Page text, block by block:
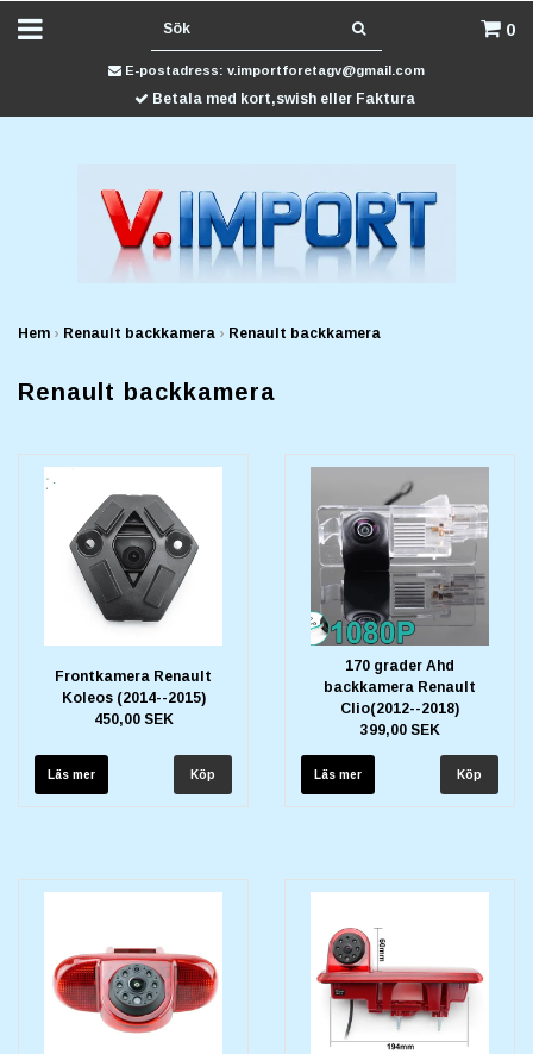
0
E-postadress: v.importforetagv@gmail.com
Betala med kort,swish eller Faktura
Hem › Renault backkamera › Renault backkamera
Renault backkamera
Frontkamera Renault
Koleos (2014--2015)
450,00 SEK
Läs mer
170 grader Ahd
backkamera Renault
Clio(2012--2018)
399,00 SEK
Läs mer